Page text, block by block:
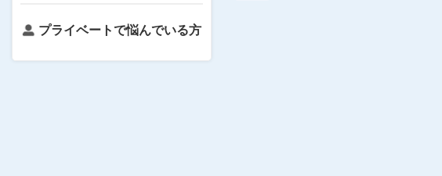
プライベートで悩んでいる方